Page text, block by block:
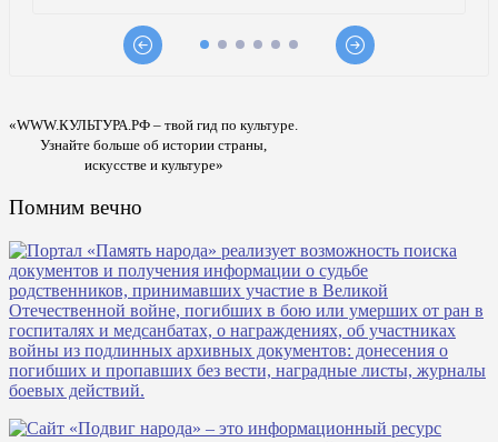
«WWW.КУЛЬТУРА.РФ – твой гид по культуре.
Узнайте больше об истории страны,
искусстве и культуре»
Помним вечно